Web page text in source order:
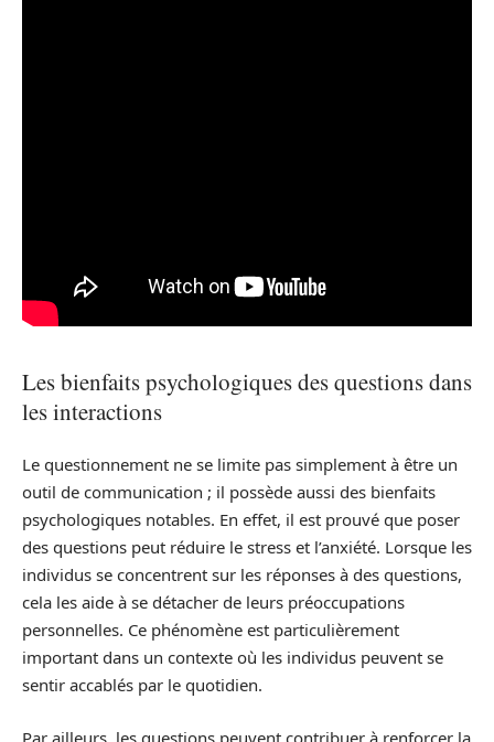
Les bienfaits psychologiques des questions dans
les interactions
Le questionnement ne se limite pas simplement à être un
outil de communication ; il possède aussi des bienfaits
psychologiques notables. En effet, il est prouvé que poser
des questions peut réduire le stress et l’anxiété. Lorsque les
individus se concentrent sur les réponses à des questions,
cela les aide à se détacher de leurs préoccupations
personnelles. Ce phénomène est particulièrement
important dans un contexte où les individus peuvent se
sentir accablés par le quotidien.
Par ailleurs, les questions peuvent contribuer à renforcer la